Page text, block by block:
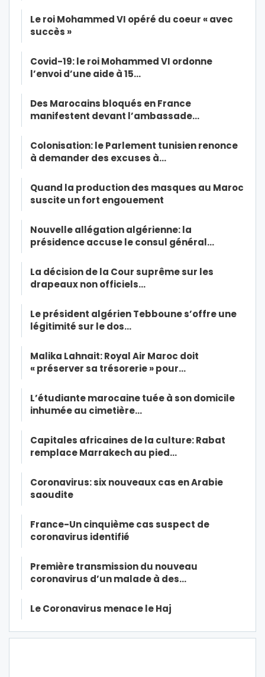
Le roi Mohammed VI opéré du coeur « avec
succès »
Covid-19: le roi Mohammed VI ordonne
l’envoi d’une aide à 15…
Des Marocains bloqués en France
manifestent devant l’ambassade…
Colonisation: le Parlement tunisien renonce
à demander des excuses à…
Quand la production des masques au Maroc
suscite un fort engouement
Nouvelle allégation algérienne: la
présidence accuse le consul général…
La décision de la Cour suprême sur les
drapeaux non officiels…
Le président algérien Tebboune s’offre une
légitimité sur le dos…
Malika Lahnait: Royal Air Maroc doit
« préserver sa trésorerie » pour…
L’étudiante marocaine tuée à son domicile
inhumée au cimetière…
Capitales africaines de la culture: Rabat
remplace Marrakech au pied…
Coronavirus: six nouveaux cas en Arabie
saoudite
France-Un cinquième cas suspect de
coronavirus identifié
Première transmission du nouveau
coronavirus d’un malade à des…
Le Coronavirus menace le Haj